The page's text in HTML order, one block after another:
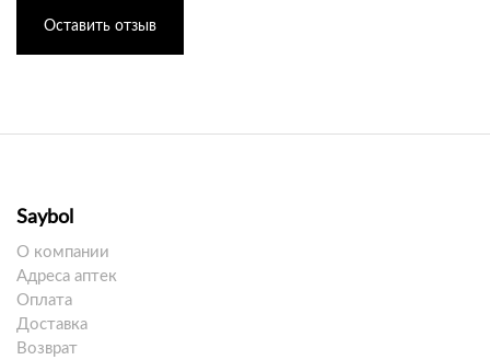
Оставить отзыв
Saybol
О компании
Адреса аптек
Оплата
Доставка
Возврат